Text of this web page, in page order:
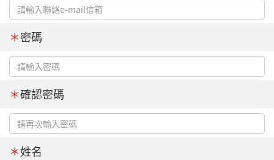
＊密碼
＊確認密碼
＊姓名